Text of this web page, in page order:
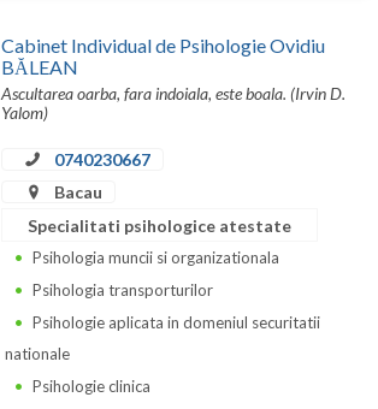
Cabinet Individual de Psihologie Ovidiu
BĂLEAN
Ascultarea oarba, fara indoiala, este boala. (Irvin D.
Yalom)
0740230667
Bacau
Specialitati psihologice atestate
Psihologia muncii si organizationala
Psihologia transporturilor
Psihologie aplicata in domeniul securitatii
nationale
Psihologie clinica